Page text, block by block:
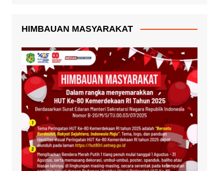
HIMBAUAN MASYARAKAT